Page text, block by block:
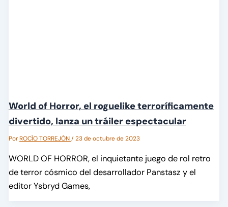
World of Horror, el roguelike terroríficamente
divertido, lanza un tráiler espectacular
PorROCÍO TORREJÓN/23 de octubre de 2023
WORLD OF HORROR, el inquietante juego de rol retro
de terror cósmico del desarrollador Panstasz y el
editor Ysbryd Games,